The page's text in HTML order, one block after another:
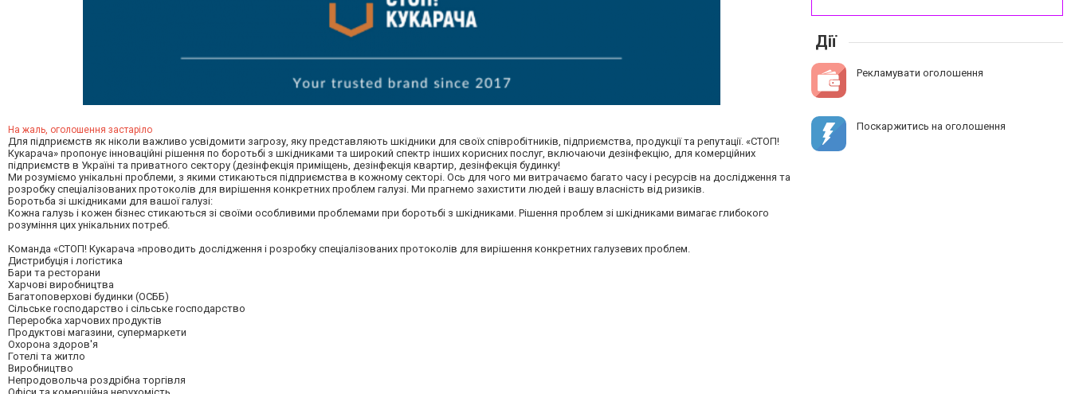
На жаль, оголошення застаріло
Для підприємств як ніколи важливо усвідомити загрозу, яку представляють шкідники для своїх співробітників, підприємства, продукції та репутації. «СТОП!
Кукарача» пропонує інноваційні рішення по боротьбі з шкідниками та широкий спектр інших корисних послуг, включаючи дезінфекцію, для комерційних
підприємств в Україні та приватного сектору (дезінфекція приміщень, дезінфекція квартир, дезінфекція будинку!
Ми розуміємо унікальні проблеми, з якими стикаються підприємства в кожному секторі. Ось для чого ми витрачаємо багато часу і ресурсів на дослідження та
розробку спеціалізованих протоколів для вирішення конкретних проблем галузі. Ми прагнемо захистити людей і вашу власність від ризиків.
Боротьба зі шкідниками для вашої галузі:
Кожна галузь і кожен бізнес стикаються зі своїми особливими проблемами при боротьбі з шкідниками. Рішення проблем зі шкідниками вимагає глибокого
розуміння цих унікальних потреб.
Команда «СТОП! Кукарача »проводить дослідження і розробку спеціалізованих протоколів для вирішення конкретних галузевих проблем.
Дистрибуція і логістика
Бари та ресторани
Харчові виробництва
Багатоповерхові будинки (ОСББ)
Сільське господарство і сільське господарство
Переробка харчових продуктів
Продуктові магазини, супермаркети
Охорона здоров'я
Готелі та житло
Виробництво
Непродовольча роздрібна торгівля
Дії
Рекламувати оголошення
Поскаржитись на оголошення